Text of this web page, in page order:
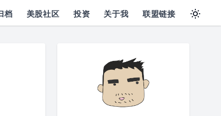
档 美股社区 投资 关于我 联盟链接